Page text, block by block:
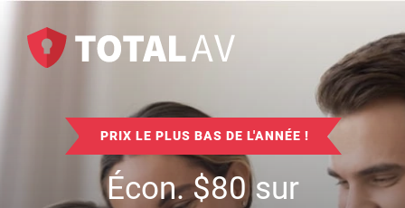
PRIX LE PLUS BAS DE L'ANNÉE !
Écon.$80sur